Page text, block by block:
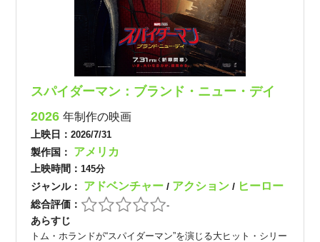
スパイダーマン：ブランド・ニュー・デイ
2026年制作の映画
上映日：2026/7/31
製作国： アメリカ
上映時間：145分
ジャンル： アドベンチャー/ アクション/ ヒーロー
総合評価： -
あらすじ
トム・ホランドが“スパイダーマン”を演じる大ヒット・シリー